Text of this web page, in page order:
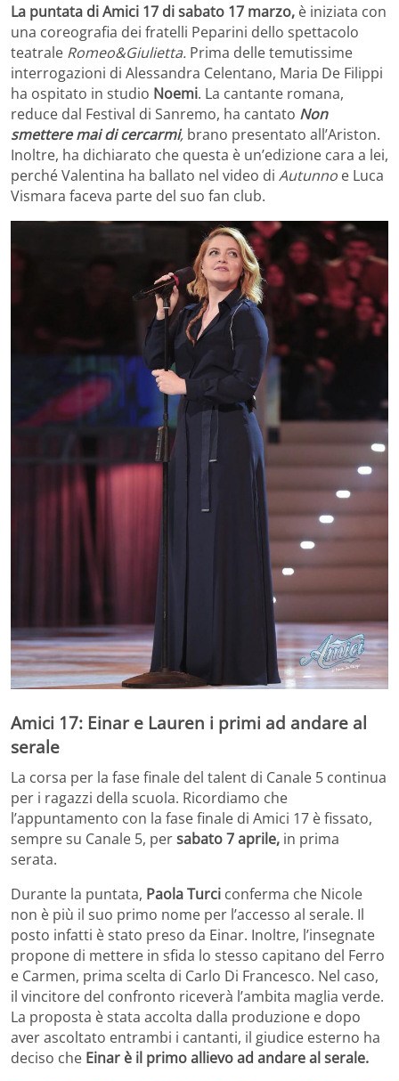
La puntata di Amici 17 di sabato 17 marzo, è iniziata con
una coreografia dei fratelli Peparini dello spettacolo
teatrale Romeo&Giulietta. Prima delle temutissime
interrogazioni di Alessandra Celentano, Maria De Filippi
ha ospitato in studio Noemi. La cantante romana,
reduce dal Festival di Sanremo, ha cantato Non
smettere mai di cercarmi, brano presentato all’Ariston.
Inoltre, ha dichiarato che questa è un’edizione cara a lei,
perché Valentina ha ballato nel video di Autunno e Luca
Vismara faceva parte del suo fan club.
Amici 17: Einar e Lauren i primi ad andare al
serale
La corsa per la fase finale del talent di Canale 5 continua
per i ragazzi della scuola. Ricordiamo che
l’appuntamento con la fase finale di Amici 17 è fissato,
sempre su Canale 5, persabato 7 aprile, in prima
serata.
Durante la puntata, Paola Turci conferma che Nicole
non è più il suo primo nome per l’accesso al serale. Il
posto infatti è stato preso da Einar. Inoltre, l’insegnate
propone di mettere in sfida lo stesso capitano del Ferro
e Carmen, prima scelta di Carlo Di Francesco. Nel caso,
il vincitore del confronto riceverà l’ambita maglia verde.
La proposta è stata accolta dalla produzione e dopo
aver ascoltato entrambi i cantanti, il giudice esterno ha
deciso che Einar è il primo allievo ad andare al serale.